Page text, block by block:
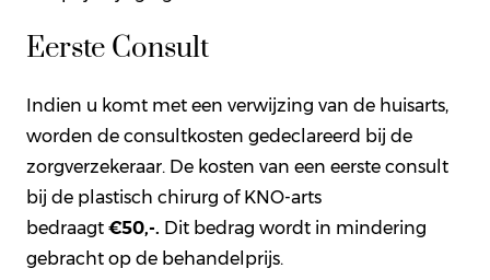
Eerste Consult
Indien u komt met een verwijzing van de huisarts,
worden de consultkosten gedeclareerd bij de
zorgverzekeraar. De kosten van een eerste consult
bij de plastisch chirurg of KNO-arts
bedraagt €50,-. Dit bedrag wordt in mindering
gebracht op de behandelprijs.